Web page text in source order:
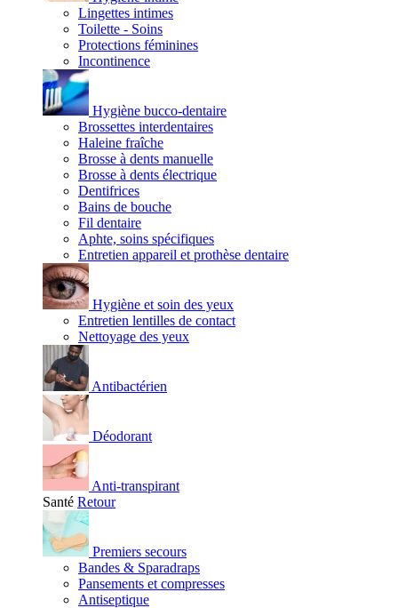
Lingettes intimes
Toilette - Soins
Protections féminines
Incontinence
Hygiène bucco-dentaire
Brossettes interdentaires
Haleine fraîche
Brosse à dents manuelle
Brosse à dents électrique
Dentifrices
Bains de bouche
Fil dentaire
Aphte, soins spécifiques
Entretien appareil et prothèse dentaire
Hygiène et soin des yeux
Entretien lentilles de contact
Nettoyage des yeux
Antibactérien
Déodorant
Anti-transpirant
Santé Retour
Premiers secours
Bandes & Sparadraps
Pansements et compresses
Antiseptique